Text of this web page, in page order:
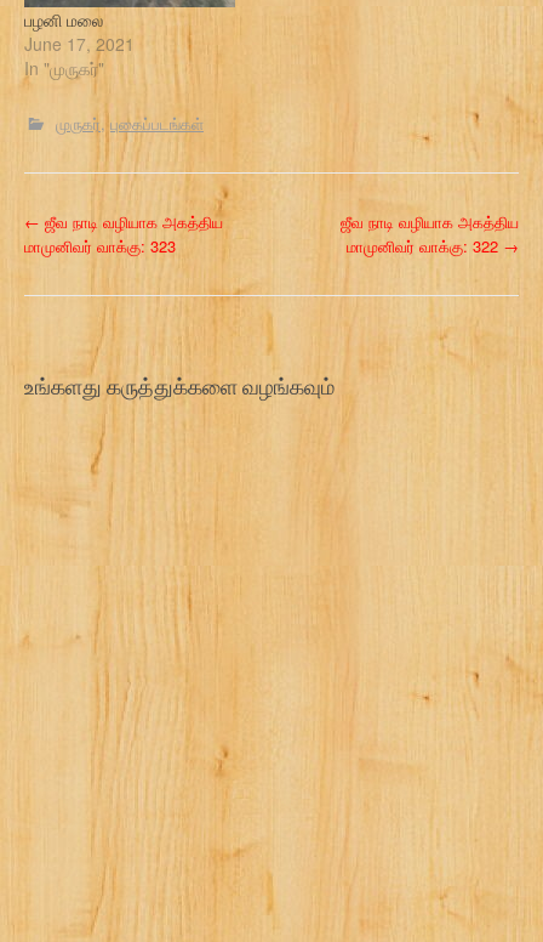
பழனி மலை
June 17, 2021
In "முருகர்"
முருகர் புகைப்படங்கள்
P
n
v
a
← ஜீவ நாடி வழியாக அகத்திய
மாமுனிவர் வாக்கு: 323
ஜீவ நாடி வழியாக அகத்திய
மாமுனிவர் வாக்கு: 322 →
உங்களது கருத்துக்களை வழங்கவும்